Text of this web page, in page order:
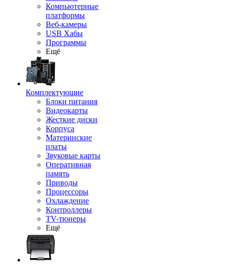
Компьютерные
платформы
Веб-камеры
USB Хабы
Программы
Ещё
Комплектующие
Блоки питания
Видеокарты
Жесткие диски
Корпуса
Материнские
платы
Звуковые карты
Оперативная
память
Приводы
Процессоры
Охлаждение
Контроллеры
TV-тюнеры
Ещё